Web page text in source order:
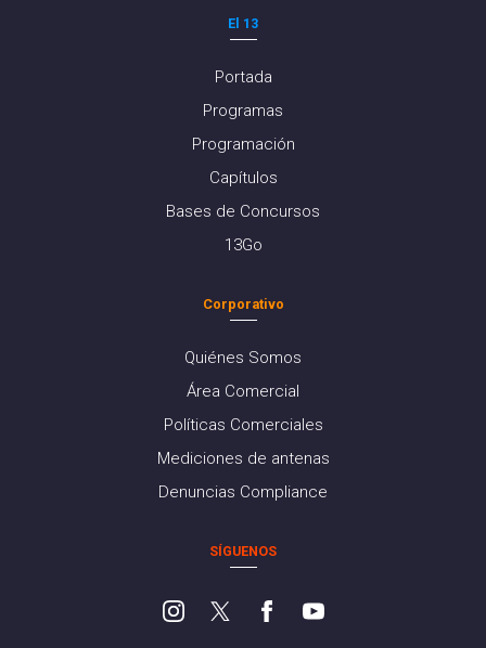
El 13
Portada
Programas
Programación
Capítulos
Bases de Concursos
13Go
Corporativo
Quiénes Somos
Área Comercial
Políticas Comerciales
Mediciones de antenas
Denuncias Compliance
SÍGUENOS